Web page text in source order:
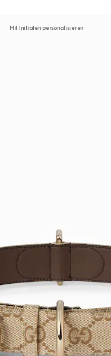
Mit Initialen personalisieren